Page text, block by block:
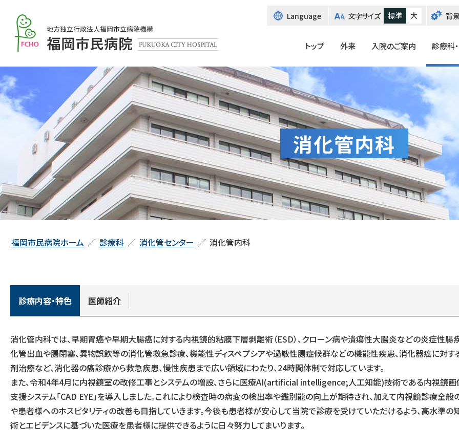
へ
福
岡
市
院
Language言
り
え
文字サイズ 標準 大 背
トップ 外来 入院のご案内 診療科
消化管内科
福岡市民病院ホーム 診療科 消化管センター 消化管内科
診療内容・特色 医師紹介
消化管内科では、早期胃癌や早期大腸癌に対する内視鏡的粘膜下層剥離術（ESD）、クローン病や潰瘍性大腸炎などの炎症性腸
化管出血や腸閉塞、異物誤飲等の消化管救急診療、機能性ディスペプシアや過敏性腸症候群などの機能性疾患、消化器癌に対す
剤治療など、消化器の癌診療から救急疾患、慢性疾患まで広い領域にわたり、24時間体制で対応しています。
また、令和4年4月に内視鏡室の改修工事とシステムの増設、さらに医療AI(artificial intelligence;人工知能)技術である内視鏡
支援システム「CAD EYE」を導入しました。これにより検査時の病変の検出率や鑑別能の向上が期待され、加えて内視鏡診療全般
や患者様へのホスピタリティの改善も目指していきます。今後も患者様が安心して当院で診療を受けていただけるよう、高水準の
術とエビデンスに基づいた医療を患者様に提供できるように日々努力してまいります。